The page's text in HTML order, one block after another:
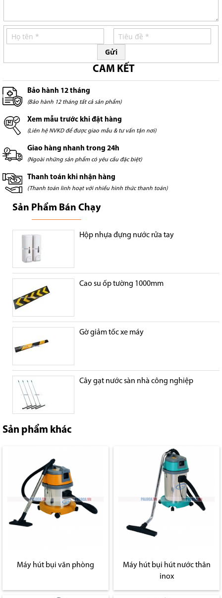
Gửi
CAM KẾT
Bảo hành 12 tháng
(Bảo hành 12 tháng tất cả sản phẩm)
Xem mẫu trước khi đặt hàng
(Liên hệ NVKD để được giao mẫu & tư vấn tận nơi)
Giao hàng nhanh trong 24h
(Ngoài những sản phẩm có yêu cầu đặc biệt)
Thanh toán khi nhận hàng
(Thanh toán linh hoạt với nhiều hình thức thanh toán)
Sản Phẩm Bán Chạy
Hộp nhựa đựng nước rửa tay
Cao su ốp tường 1000mm
Gờ giảm tốc xe máy
Cây gạt nước sàn nhà công nghiệp
Sản phẩm khác
Máy hút bụi văn phòng
Máy hút bụi hút nước thân
inox